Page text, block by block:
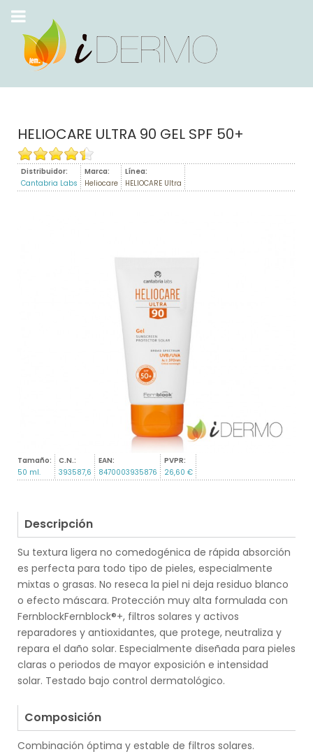
HELIOCARE ULTRA 90 GEL SPF 50+
Distribuidor:
Cantabria Labs
Marca:
Heliocare
Línea:
HELIOCARE Ultra
Tamaño:
50 ml.
C.N.:
393587,6
EAN:
8470003935876
PVPR:
26,60 €
Descripción
Su textura ligera no comedogénica de rápida absorción
es perfecta para todo tipo de pieles, especialmente
mixtas o grasas. No reseca la piel ni deja residuo blanco
o efecto máscara. Protección muy alta formulada con
FernblockFernblock®+, filtros solares y activos
reparadores y antioxidantes, que protege, neutraliza y
repara el daño solar. Especialmente diseñada para pieles
claras o periodos de mayor exposición e intensidad
solar. Testado bajo control dermatológico.
Composición
Combinación óptima y estable de filtros solares.